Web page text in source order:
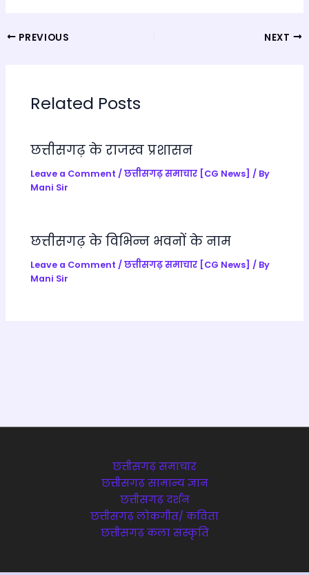
a
ts
p
p
c
e
o
o
k
m
n
sl
a
PREVIOUS NEXT
Related Posts
छत्तीसगढ़ के राजस्व प्रशासन
Leave a Comment /छत्तीसगढ़ समाचार [CG News] / By
Mani Sir
छत्तीसगढ़ के विभिन्न भवनों के नाम
Leave a Comment /छत्तीसगढ़ समाचार [CG News] / By
Mani Sir
छत्तीसगढ़ समाचार
छत्तीसगढ़ सामान्य ज्ञान
छत्तीसगढ़ दर्शन
छत्तीसगढ़ लोकगीत/ कविता
छत्तीसगढ़ कला संस्कृति